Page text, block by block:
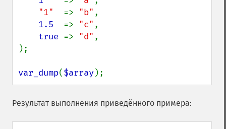
"1" => "b" ,
1.5 => "c" ,
true => "d" ,
);
var_dump($array);
Результат выполнения приведённого примера: